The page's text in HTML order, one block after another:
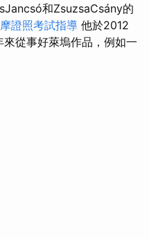
和ZsuzsaCsány的
證照考試指導 他於2012
從事好萊塢作品，例如一